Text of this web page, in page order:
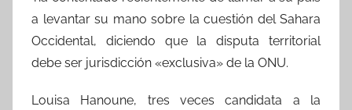
a levantar su mano sobre la cuestión del Sahara
Occidental, diciendo que la disputa territorial
debe ser jurisdicción «exclusiva» de la ONU.
Louisa Hanoune, tres veces candidata a la